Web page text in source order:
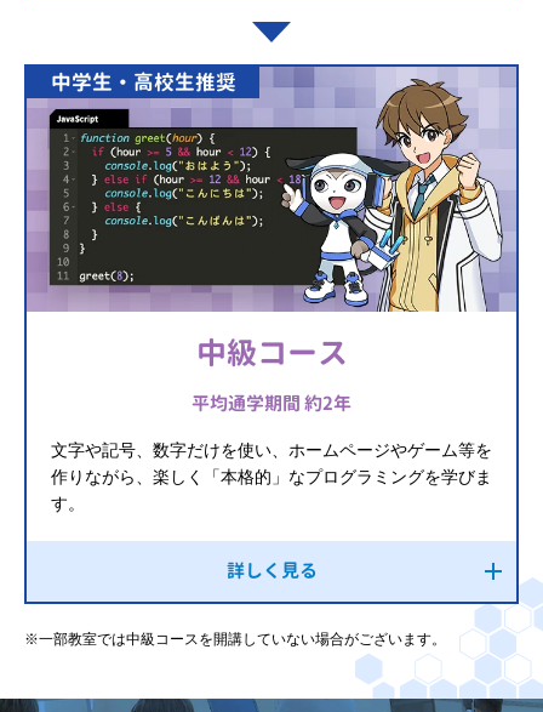
中学生・高校生推奨
中級コース
平均通学期間 約2年
文字や記号、数字だけを使い、ホームページやゲーム等を
作りながら、楽しく「本格的」なプログラミングを学びま
す。
詳しく見る
※一部教室では中級コースを開講していない場合がございます。